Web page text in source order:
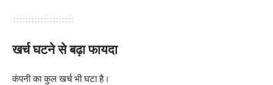
खर्च घटने से बढ़ा फायदा
कंपनी का कुल खर्च भी घटा है।